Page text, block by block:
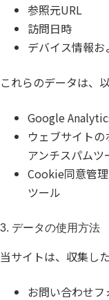
参照元URL
訪問日時
デバイス情報
これらのデータは、
Google
ウェブサイトの
アンチスパムツ
Cookie同意管
ツール
3. データの使用方法
当サイトは、収集し
お問い合わせ